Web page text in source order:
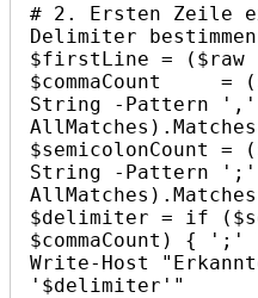
# 2. Ersten Zeile
Delimiter bestimmen
$firstLine =
$commaCount
String -Pattern
$semicolonCount
String -Pattern
$delimiter = if
$commaCount) {
Write-Host
'$delimiter'"